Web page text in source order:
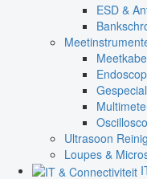
ESD &
Ultrasoon
Loupes &